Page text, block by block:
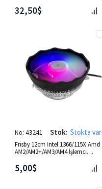
32,50$
No: 43241 Stok: Stokta var
Frisby 12cm Intel 1366/115X Amd
AM2/AM2+/AM3/AM4 İşlemci
5,00$